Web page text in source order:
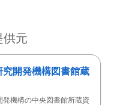
供元
究開発機構図書館蔵
発機構の中央図書館所蔵資